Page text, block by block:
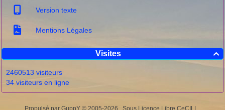
Version texte
Mentions Légales

Visites
2460513 visiteurs
34 visiteurs en ligne
Propulsé par GuppY © 2005-2026 Sous Licence Libre CeCILL